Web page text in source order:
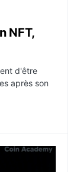
NFT,
d'être
après son
(DPoS) ?